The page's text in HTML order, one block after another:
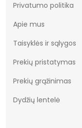
Privatumo politika
Apie mus
Taisyklės ir sąlygos
Prekių pristatymas
Prekių grąžinimas
Dydžių lentelė